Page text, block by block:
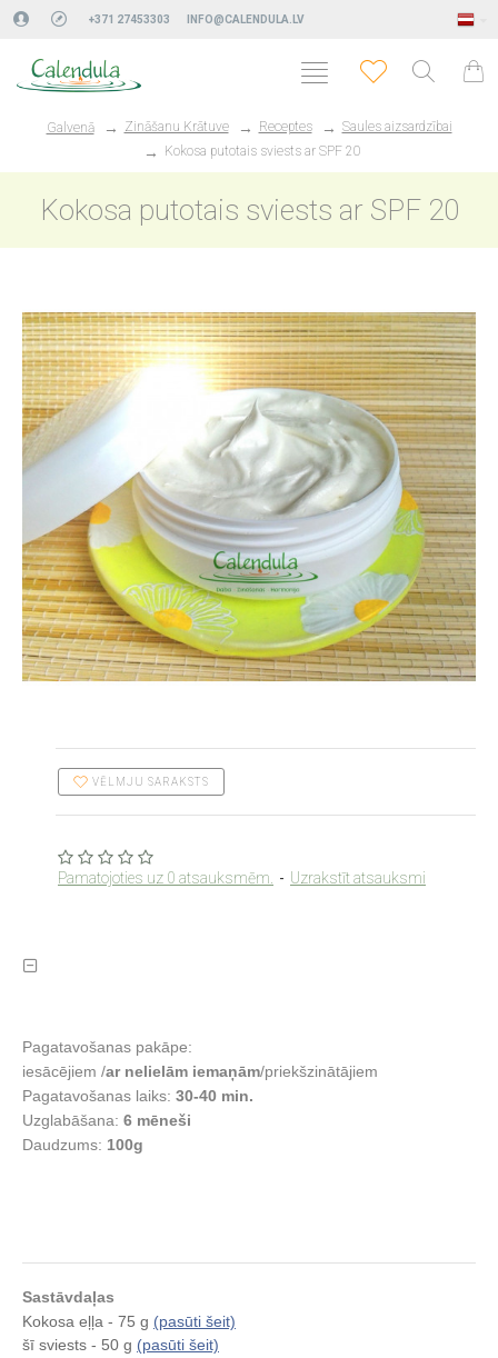
+371 27453303 INFO@CALENDULA.LV
Galvenā Zināšanu Krātuve Receptes
Saules aizsardzībai
Kokosa putotais sviests ar SPF 20
Kokosa putotais sviests ar SPF 20
Pamatojoties uz 0 atsauksmēm. - Uzrakstīt atsauksmi
VĒLMJU SARAKSTS
Pagatavošanas pakāpe:
iesācējiem /ar nelielām iemaņām/priekšzinātājiem
Pagatavošanas laiks: 30-40 min.
Uzglabāšana: 6 mēneši
Daudzums: 100g
Sastāvdaļas
Kokosa eļļa - 75 g (pasūti šeit)
šī sviests - 50 g (pasūti šeit)